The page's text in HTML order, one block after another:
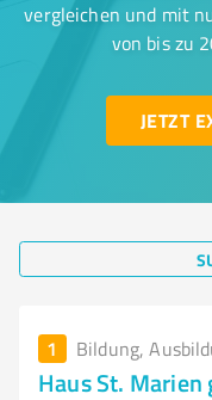
vergleichen und mit
von bis zu
JETZT
1 Bildung,
Haus St. Marien